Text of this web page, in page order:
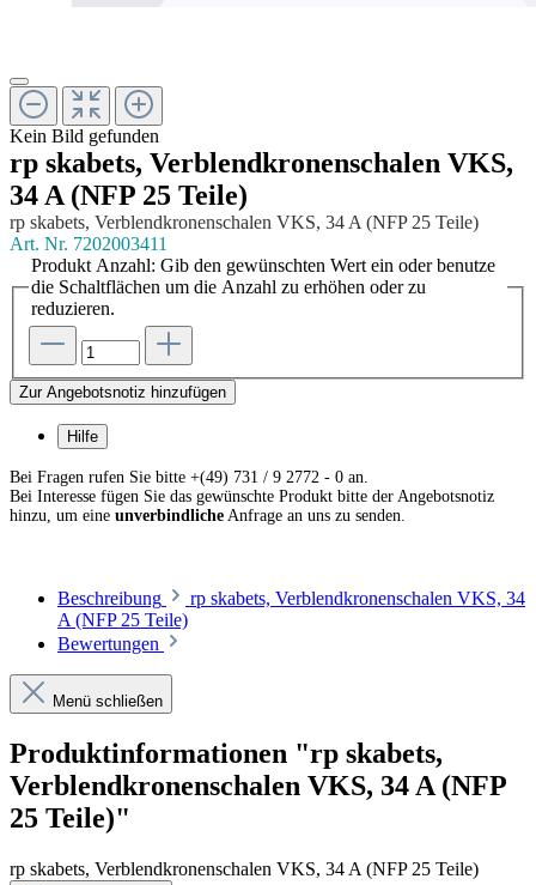
Kein Bild gefunden
rp skabets, Verblendkronenschalen VKS,
34 A (NFP 25 Teile)
rp skabets, Verblendkronenschalen VKS, 34 A (NFP 25 Teile)
Art. Nr. 7202003411
Produkt Anzahl: Gib den gewünschten Wert ein oder benutze
die Schaltflächen um die Anzahl zu erhöhen oder zu
reduzieren.
Zur Angebotsnotiz hinzufügen
Hilfe
Bei Fragen rufen Sie bitte +(49) 731 / 9 2772 - 0 an.
Bei Interesse fügen Sie das gewünschte Produkt bitte der Angebotsnotiz
hinzu, um eine unverbindliche Anfrage an uns zu senden.
Beschreibung
rp skabets, Verblendkronenschalen VKS, 34
A (NFP 25 Teile)
Bewertungen
Menü schließen
Produktinformationen "rp skabets,
Verblendkronenschalen VKS, 34 A (NFP
25 Teile)"
rp skabets, Verblendkronenschalen VKS, 34 A (NFP 25 Teile)